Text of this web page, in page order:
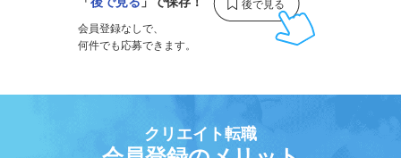
会員登録なしで、
何件でも応募できます。
クリエイト転職